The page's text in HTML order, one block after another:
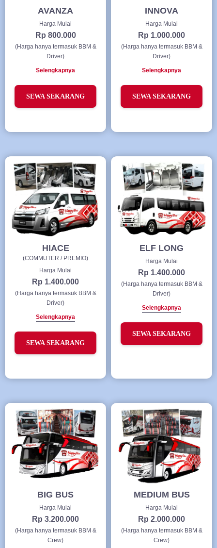
AVANZA
Harga Mulai
Rp 800.000
(Harga hanya termasuk BBM &
Driver)
Selengkapnya
SEWA SEKARANG
INNOVA
Harga Mulai
Rp 1.000.000
(Harga hanya termasuk BBM &
Driver)
Selengkapnya
SEWA SEKARANG
HIACE
(COMMUTER / PREMIO)
Harga Mulai
Rp 1.400.000
(Harga hanya termasuk BBM &
Driver)
Selengkapnya
SEWA SEKARANG
ELF LONG
Harga Mulai
Rp 1.400.000
(Harga hanya termasuk BBM &
Driver)
Selengkapnya
SEWA SEKARANG
BIG BUS
Harga Mulai
Rp 3.200.000
(Harga hanya termasuk BBM &
Crew)
MEDIUM BUS
Harga Mulai
Rp 2.000.000
(Harga hanya termasuk BBM &
Crew)